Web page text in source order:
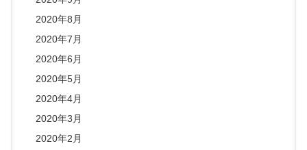
2020年8月
2020年7月
2020年6月
2020年5月
2020年4月
2020年3月
2020年2月